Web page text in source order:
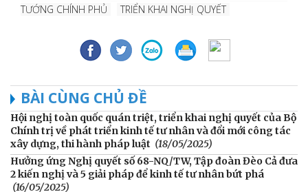
TƯỚNG CHÍNH PHỦ
TRIỂN KHAI NGHỊ QUYẾT
BÀI CÙNG CHỦ ĐỀ
Hội nghị toàn quốc quán triệt, triển khai nghị quyết của Bộ
Chính trị về phát triển kinh tế tư nhân và đổi mới công tác
xây dựng, thi hành pháp luật (18/05/2025)
Hưởng ứng Nghị quyết số 68-NQ/TW, Tập đoàn Đèo Cả đưa
2 kiến nghị và 5 giải pháp để kinh tế tư nhân bứt phá
(16/05/2025)